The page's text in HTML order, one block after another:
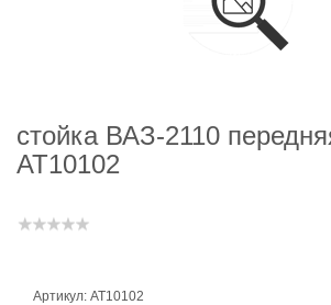
стойка ВАЗ-2110
AT10102
Артикул: AT10102